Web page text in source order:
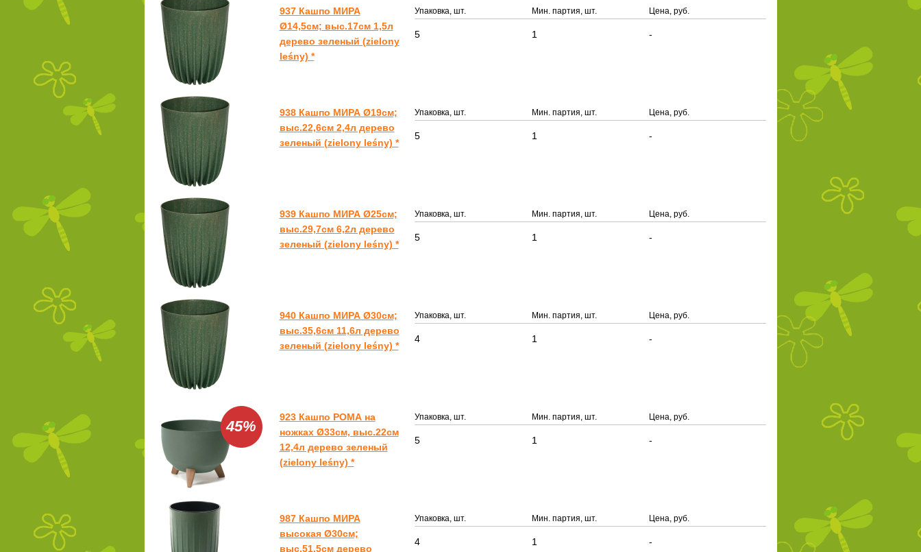
937 Кашпо МИРА
Ø14,5см; выс.17см 1,5л
дерево зеленый (zielony
leśny) *
Упаковка, шт. Мин. партия, шт. Цена, руб.
5 1 -
938 Кашпо МИРА Ø19см;
выс.22,6см 2,4л дерево
зеленый (zielony leśny) *
Упаковка, шт. Мин. партия, шт. Цена, руб.
5 1 -
939 Кашпо МИРА Ø25см;
выс.29,7см 6,2л дерево
зеленый (zielony leśny) *
Упаковка, шт. Мин. партия, шт. Цена, руб.
5 1 -
940 Кашпо МИРА Ø30см;
выс.35,6см 11,6л дерево
зеленый (zielony leśny) *
Упаковка, шт. Мин. партия, шт. Цена, руб.
4 1 -
45%
923 Кашпо РОМА на
ножках Ø33см, выс.22см
12,4л дерево зеленый
(zielony leśny) *
Упаковка, шт. Мин. партия, шт. Цена, руб.
5 1 -
987 Кашпо МИРА
высокая Ø30см;
выс.51,5см дерево
Упаковка, шт. Мин. партия, шт. Цена, руб.
4 1 -